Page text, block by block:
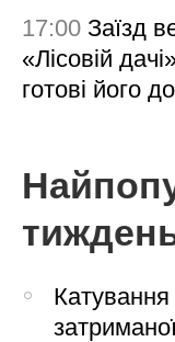
17:00 Заїзд
«Лісовій
готові його